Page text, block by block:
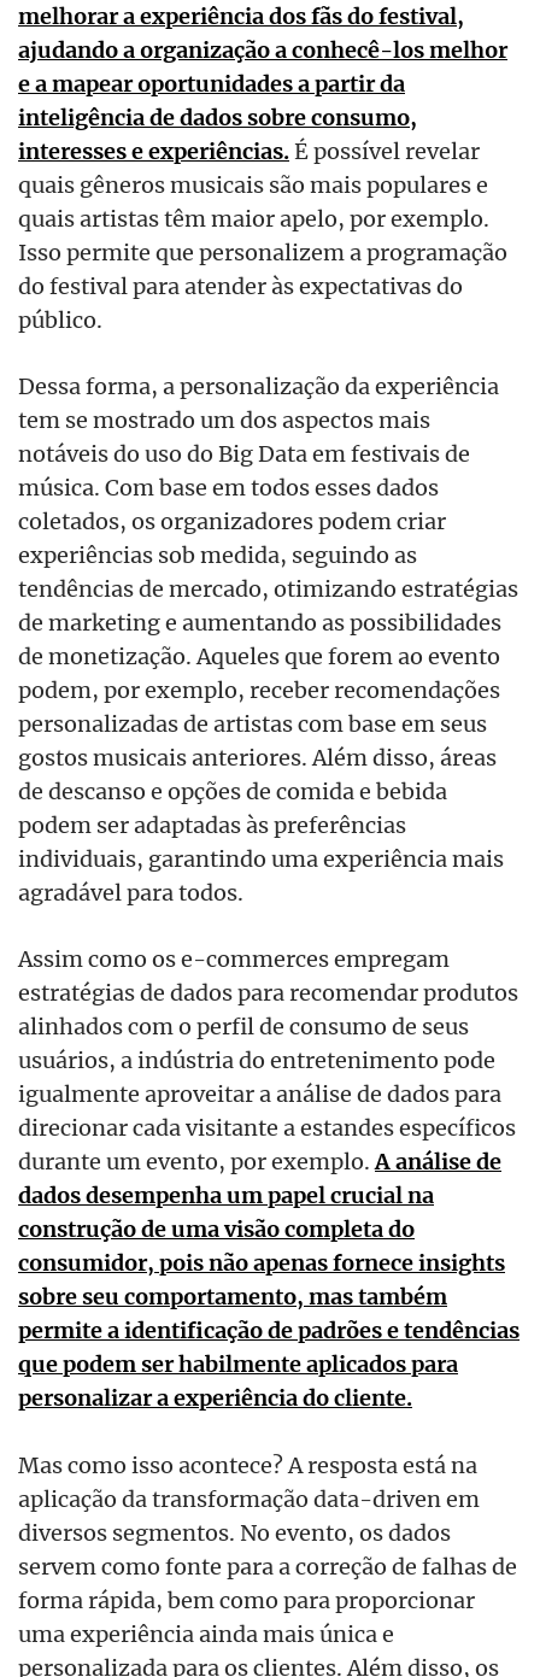
melhorar a experiência dos fãs do festival,
ajudando a organização a conhecê-los melhor
e a mapear oportunidades a partir da
inteligência de dados sobre consumo,
interesses e experiências.É possível revelar
quais gêneros musicais são mais populares e
quais artistas têm maior apelo, por exemplo.
Isso permite que personalizem a programação
do festival para atender às expectativas do
público.
Dessa forma, a personalização da experiência
tem se mostrado um dos aspectos mais
notáveis do uso do Big Data em festivais de
música. Com base em todos esses dados
coletados, os organizadores podem criar
experiências sob medida, seguindo as
tendências de mercado, otimizando estratégias
de marketing e aumentando as possibilidades
de monetização. Aqueles que forem ao evento
podem, por exemplo, receber recomendações
personalizadas de artistas com base em seus
gostos musicais anteriores. Além disso, áreas
de descanso e opções de comida e bebida
podem ser adaptadas às preferências
individuais, garantindo uma experiência mais
agradável para todos.
Assim como os e-commerces empregam
estratégias de dados para recomendar produtos
alinhados com o perfil de consumo de seus
usuários, a indústria do entretenimento pode
igualmente aproveitar a análise de dados para
direcionar cada visitante a estandes específicos
durante um evento, por exemplo.A análise de
dados desempenha um papel crucial na
construção de uma visão completa do
consumidor, pois não apenas fornece insights
sobre seu comportamento, mas também
permite a identificação de padrões e tendências
que podem ser habilmente aplicados para
personalizar a experiência do cliente.
​​Mas como isso acontece? A resposta está na
aplicação da transformação data-driven em
diversos segmentos. No evento, os dados
servem como fonte para a correção de falhas de
forma rápida, bem como para proporcionar
uma experiência ainda mais única e
personalizada para os clientes. Além disso, os